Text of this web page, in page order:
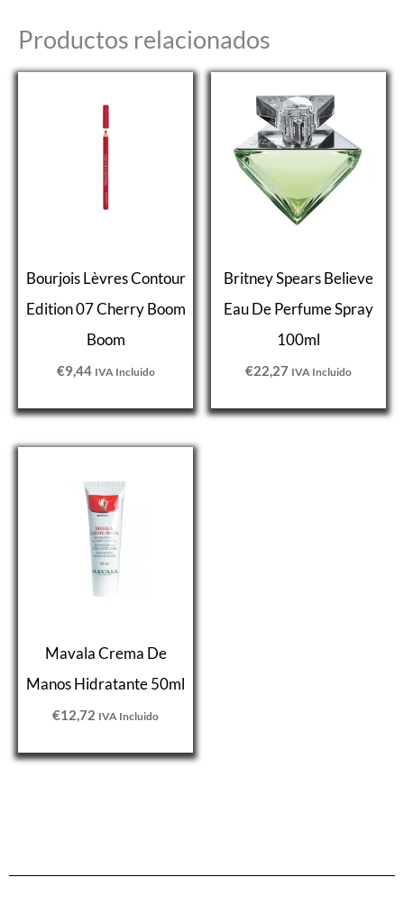
Productos relacionados
Bourjois Lèvres Contour
Edition 07 Cherry Boom
Boom
€9,44 IVA Incluido
Britney Spears Believe
Eau De Perfume Spray
100ml
€22,27 IVA Incluido
Mavala Crema De
Manos Hidratante 50ml
€12,72 IVA Incluido